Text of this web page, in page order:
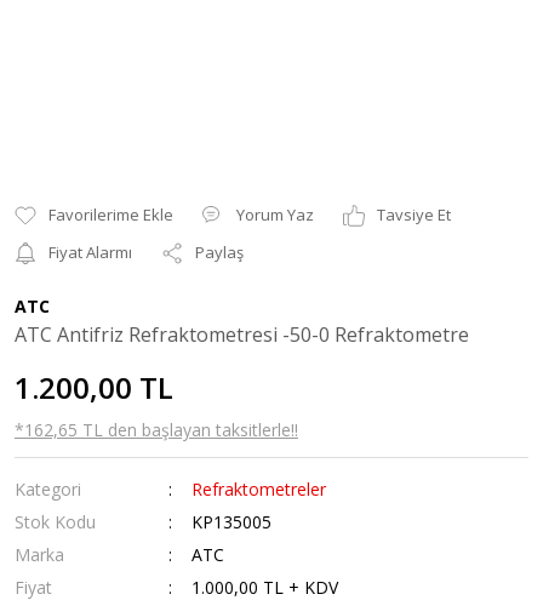
Yorum Yaz
Tavsiye Et
Fiyat Alarmı
Paylaş
ATC
ATC Antifriz Refraktometresi -50-0 Refraktometre
1.200,00 TL
*162,65 TL den başlayan taksitlerle!!
Kategori
Refraktometreler
Stok Kodu
KP135005
Marka
ATC
Fiyat
1.000,00 TL + KDV